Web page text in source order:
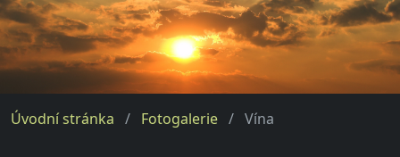
Úvodní stránka Fotogalerie Vína